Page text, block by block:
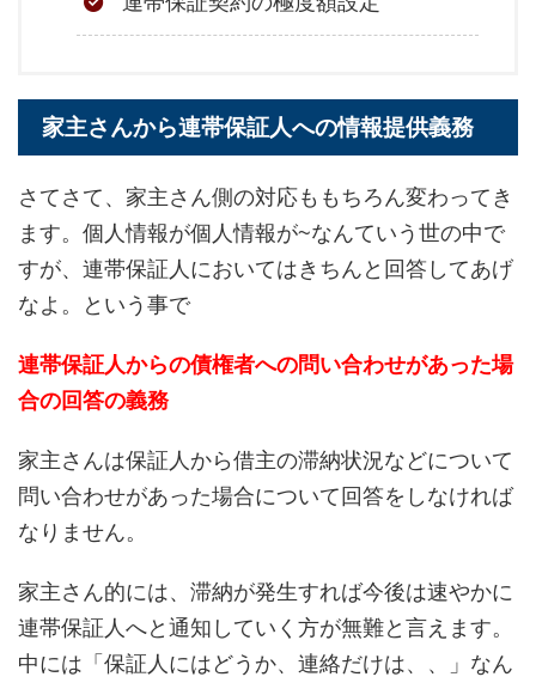
家主さんから連帯保証人への情報提供義務
さてさて、家主さん側の対応ももちろん変わってき
ます。個人情報が個人情報が~なんていう世の中で
すが、連帯保証人においてはきちんと回答してあげ
なよ。という事で
連帯保証人からの債権者への問い合わせがあった場
合の回答の義務
家主さんは保証人から借主の滞納状況などについて
問い合わせがあった場合について回答をしなければ
なりません。
家主さん的には、滞納が発生すれば今後は速やかに
連帯保証人へと通知していく方が無難と言えます。
中には「保証人にはどうか、連絡だけは、、」なん